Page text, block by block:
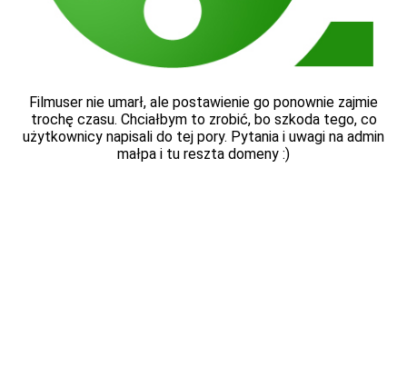
Filmuser nie umarł, ale postawienie go ponownie zajmie
trochę czasu. Chciałbym to zrobić, bo szkoda tego, co
użytkownicy napisali do tej pory. Pytania i uwagi na admin
małpa i tu reszta domeny :)